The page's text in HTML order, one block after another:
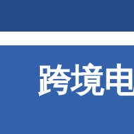
跨境